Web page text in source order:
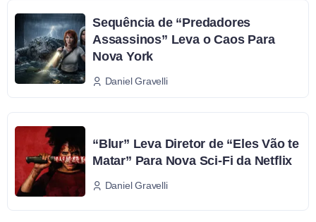
Sequência de “Predadores
Assassinos” Leva o Caos Para
Nova York
Daniel Gravelli
“Blur” Leva Diretor de “Eles Vão te
Matar” Para Nova Sci-Fi da Netflix
Daniel Gravelli